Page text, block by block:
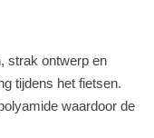
strak ontwerp en
tijdens het fietsen.
waardoor de